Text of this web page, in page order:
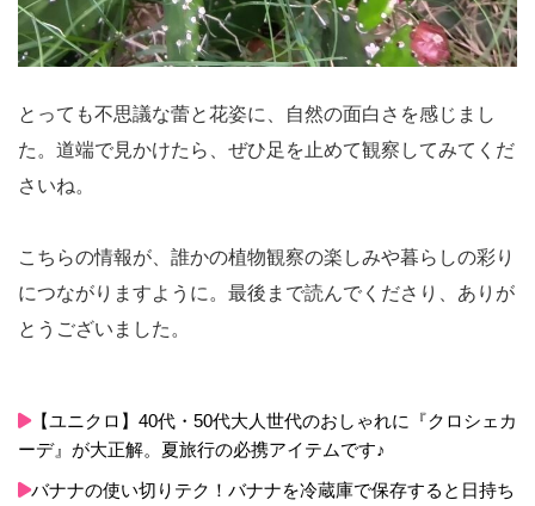
とっても不思議な蕾と花姿に、自然の面白さを感じまし
た。道端で見かけたら、ぜひ足を止めて観察してみてくだ
さいね。
こちらの情報が、誰かの植物観察の楽しみや暮らしの彩り
につながりますように。最後まで読んでくださり、ありが
とうございました。
【ユニクロ】40代・50代大人世代のおしゃれに『クロシェカ
ーデ』が大正解。夏旅行の必携アイテムです♪
バナナの使い切りテク！バナナを冷蔵庫で保存すると日持ち